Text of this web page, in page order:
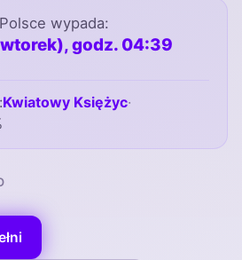
wypada:
godz. 04:39
Kwiatowy Księżyc·